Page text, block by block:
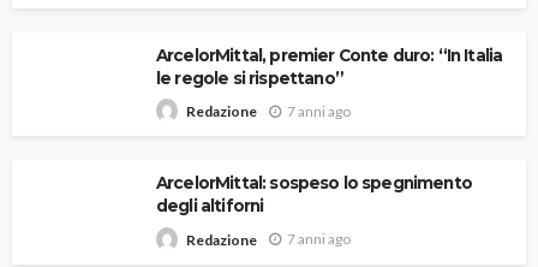
ArcelorMittal, premier Conte duro: “In Italia
le regole si rispettano”
Redazione 7 anni ago
ArcelorMittal: sospeso lo spegnimento
degli altiforni
Redazione 7 anni ago